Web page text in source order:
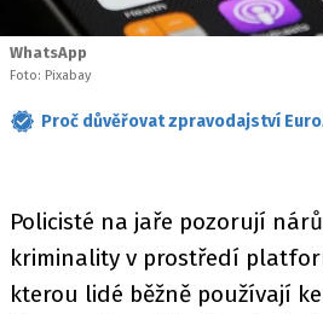
WhatsApp
Foto: Pixabay
Proč důvěřovat zpravodajství
Policisté na jaře pozorují
kriminality v prostředí
kterou lidé běžně používají